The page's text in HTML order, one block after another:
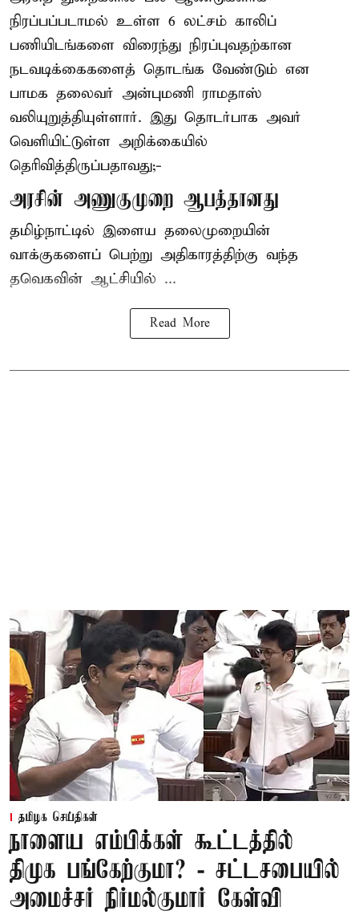
நிரப்பப்படாமல் உள்ள 6 லட்சம் காலிப்
பணியிடங்களை விரைந்து நிரப்புவதற்கான
நடவடிக்கைகளைத் தொடங்க வேண்டும் என
பாமக தலைவர் அன்புமணி ராமதாஸ்
வலியுறுத்தியுள்ளார். இது தொடர்பாக அவர்
வெளியிட்டுள்ள அறிக்கையில்
தெரிவித்திருப்பதாவது;-
அரசின் அணுகுமுறை ஆபத்தானது
தமிழ்நாட்டில் இளைய தலைமுறையின்
வாக்குகளைப் பெற்று அதிகாரத்திற்கு வந்த
தவெகவின் ஆட்சியில் ...
Read More
தமிழக செய்திகள்
நாளைய எம்பிக்கள் கூட்டத்தில்
திமுக பங்கேற்குமா? - சட்டசபையில்
அமைச்சர் நிர்மல்குமார் கேள்வி